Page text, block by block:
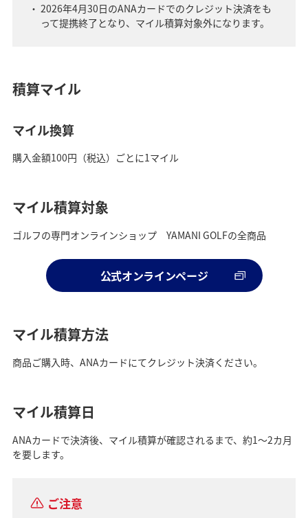
2026年4月30日のANAカードでのクレジット決済をも
って提携終了となり、マイル積算対象外になります。
積算マイル
マイル換算
購入金額100円（税込）ごとに1マイル
マイル積算対象
ゴルフの専門オンラインショップ YAMANI GOLFの全商品
公式オンラインページ
マイル積算方法
商品ご購入時、ANAカードにてクレジット決済ください。
マイル積算日
ANAカードで決済後、マイル積算が確認されるまで、約1～2カ月
を要します。
ご注意